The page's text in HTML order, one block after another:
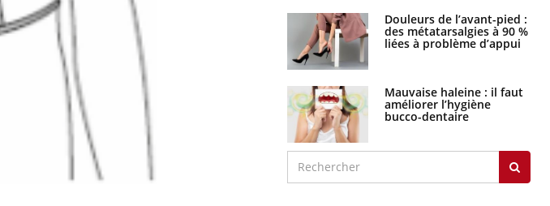
Douleurs de l’avant-pied :
des métatarsalgies à 90 %
liées à problème d’appui
Mauvaise haleine : il faut
améliorer l’hygiène
bucco-dentaire